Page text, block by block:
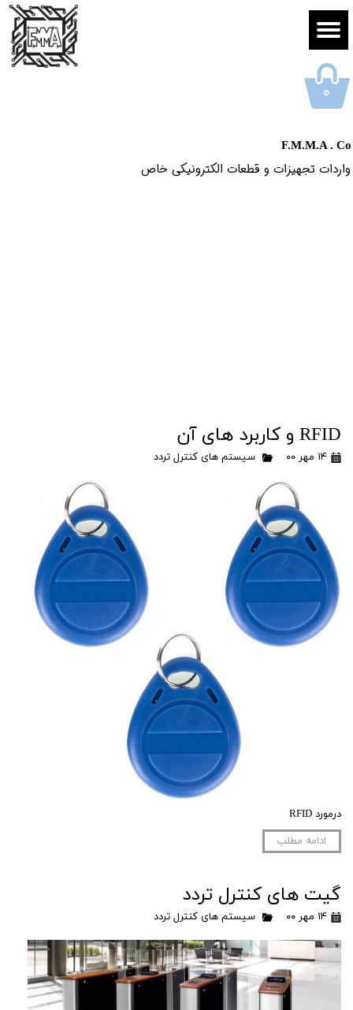
F.M.M.A . Co
واردات تجهیزات و قطعات الکترونیکى خاص​​​​​​​
۰
RFID و کاربرد های آن
۱۴ مهر ۰۰ سیستم های کنترل تردد
درمورد RFID
ادامه مطلب
گیت های کنترل تردد
۱۴ مهر ۰۰ سیستم های کنترل تردد